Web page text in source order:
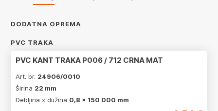
DODATNA OPREMA
PVC TRAKA
PVC KANT TRAKA P006 / 712 CRNA MAT
Art. br. 24906/0010
Širina 22 mm
Debljina x dužina 0,8 x 150 000 mm